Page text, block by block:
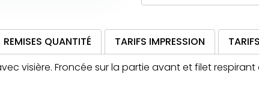
REMISES QUANTITÉ TARIFS IMPRESSION
visière. Froncée sur la partie avant et filet